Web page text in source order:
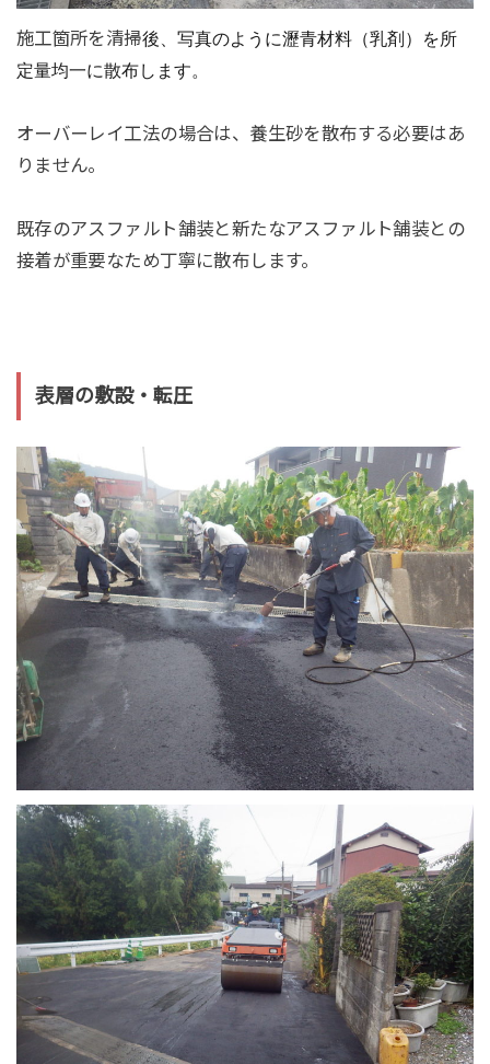
施工箇所を清掃後、写真のように瀝青材料（乳剤）を所
定量均一に散布します。
オーバーレイ工法の場合は、養生砂を散布する必要はあ
りません。
既存のアスファルト舗装と新たなアスファルト舗装との
接着が重要なため丁寧に散布します。
表層の敷設・転圧